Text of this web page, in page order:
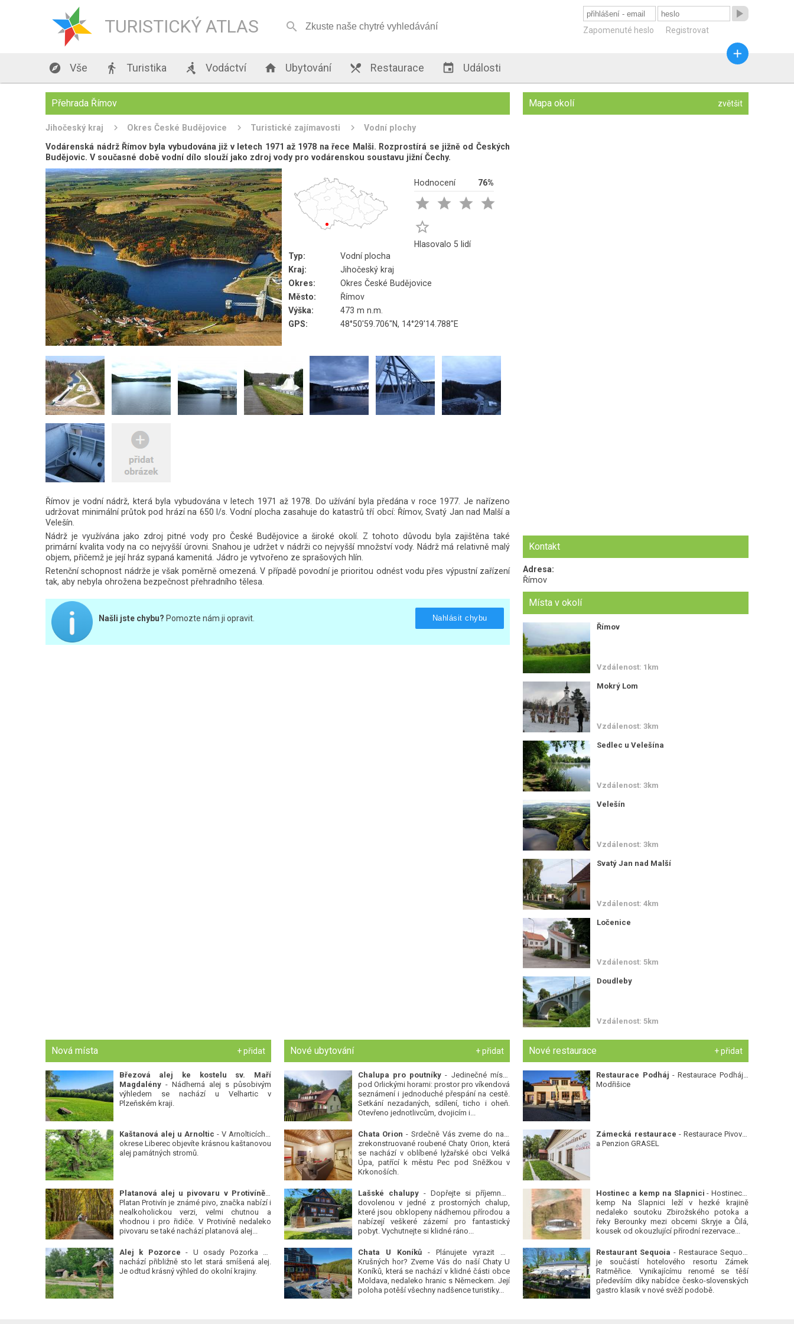
TURISTICKÝ ATLAS 

Zapomenuté heslo Registrovat
 Vše  Turistika  Vodáctví  Ubytování  Restaurace  Události

Přehrada Římov
Jihočeský kraj Okres České Budějovice Turistické zajímavosti
Vodní plochy
Vodárenská nádrž Římov byla vybudována již v letech 1971 až 1978 na řece Malši. Rozprostírá se jižně od Českých
Budějovic. V současné době vodní dílo slouží jako zdroj vody pro vodárenskou soustavu jižní Čechy.
Hodnocení 76%
   

Hlasovalo 5 lidí
Typ:
Vodní plocha
Kraj:
Jihočeský kraj
Okres:
Okres České Budějovice
Město:
Římov
Výška:
473 m n.m.
GPS:
48°50'59.706"N, 14°29'14.788"E
Římov je vodní nádrž, která byla vybudována v letech 1971 až 1978. Do užívání byla předána v roce 1977. Je nařízeno
udržovat minimální průtok pod hrází na 650 l/s. Vodní plocha zasahuje do katastrů tří obcí: Římov, Svatý Jan nad Malší a
Velešín.
Nádrž je využívána jako zdroj pitné vody pro České Budějovice a široké okolí. Z tohoto důvodu byla zajištěna také
primární kvalita vody na co nejvyšší úrovni. Snahou je udržet v nádrži co nejvyšší množství vody. Nádrž má relativně malý
objem, přičemž je její hráz sypaná kamenitá. Jádro je vytvořeno ze sprašových hlín.
Retenční schopnost nádrže je však poměrně omezená. V případě povodní je prioritou odnést vodu přes výpustní zařízení
tak, aby nebyla ohrožena bezpečnost přehradního tělesa.
Našli jste chybu? Pomozte nám ji opravit. Nahlásit chybu
Mapa okolí zvětšit
Kontakt
Adresa:
Římov
Místa v okolí
Římov
Vzdálenost: 1km
Mokrý Lom
Vzdálenost: 3km
Sedlec u Velešína
Vzdálenost: 3km
Velešín
Vzdálenost: 3km
Svatý Jan nad Malší
Vzdálenost: 4km
Ločenice
Vzdálenost: 5km
Doudleby
Vzdálenost: 5km
Nová místa + přidat
Březová alej ke kostelu sv. Maří
Magdalény- Nádherná alej s působivým
výhledem se nachází u Velhartic v
Plzeňském kraji.
Kaštanová alej u Arnoltic - V Arnolticích v
okrese Liberec objevíte krásnou kaštanovou
alej památných stromů.
Platanová alej u pivovaru v Protivíně
-
Platan Protivín je známé pivo, značka nabízí i
nealkoholickou verzi, velmi chutnou a
vhodnou i pro řidiče. V Protivíně nedaleko
pivovaru se také nachází platanová alej...
Alej k Pozorce - U osady Pozorka se
nachází přibližně sto let stará smíšená alej.
Je odtud krásný výhled do okolní krajiny.
Nové ubytování + přidat
Chalupa pro poutníky - Jedinečné místo
pod Orlickými horami: prostor pro víkendová
seznámení i jednoduché přespání na cestě.
Setkání nezadaných, sdílení, ticho i oheň.
Otevřeno jednotlivcům, dvojicím i...
Chata Orion - Srdečně Vás zveme do naší
zrekonstruované roubené Chaty Orion, která
se nachází v oblíbené lyžařské obci Velká
Úpa, patřící k městu Pec pod Sněžkou v
Krkonoších.
Lašské chalupy- Dopřejte si příjemnou
dovolenou v jedné z prostorných chalup,
které jsou obklopeny nádhernou přírodou a
nabízejí veškeré zázemí pro fantastický
pobyt. Vychutnejte si klidné ráno...
Chata U Koníků- Plánujete vyrazit do
Krušných hor? Zveme Vás do naší Chaty U
Koníků, která se nachází v klidné části obce
Moldava, nedaleko hranic s Německem. Její
poloha potěší všechny nadšence turistiky...
Nové restaurace + přidat
Restaurace Podháj - Restaurace Podháj -
Modřišice
Zámecká restaurace - Restaurace Pivovar
a Penzion GRASEL
Hostinec a kemp na Slapnici - Hostinec a
kemp Na Slapnici leží v hezké krajině
nedaleko soutoku Zbirožského potoka a
řeky Berounky mezi obcemi Skryje a Čilá,
kousek od okouzlující přírodní rezervace...
Restaurant Sequoia - Restaurace Sequoia
je součástí hotelového resortu Zámek
Ratměřice. Vynikajícímu renomé se těší
především díky nabídce česko-slovenských
gastro klasik v nové svěží podobě.